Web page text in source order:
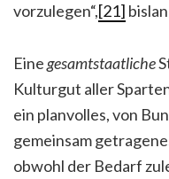
vorzulegen“,[21]
Einegesamtstaatliche
Kulturgut aller
ein planvolles, von
gemeinsam
obwohl der Bedarf